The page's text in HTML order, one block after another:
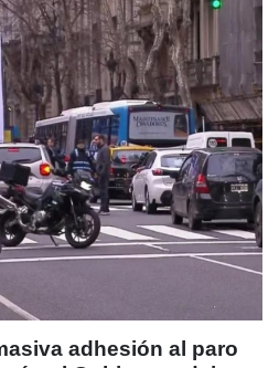
adhesión al paro